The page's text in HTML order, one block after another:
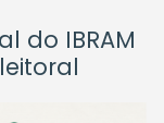
do IBRAM